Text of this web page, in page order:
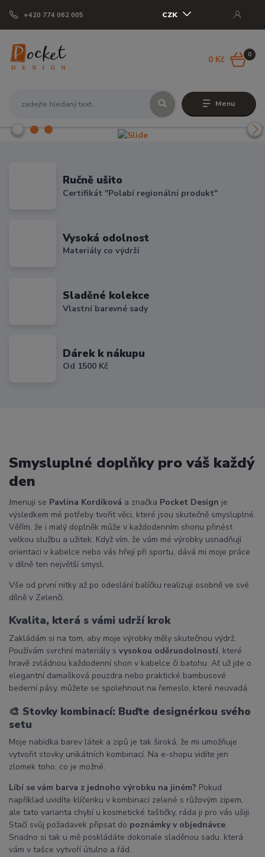
Menu
+420 774 062 005 CZK
0
0 Kč
Ručně ušito
Certifikát "Polabí regionální produkt"
Vysoká odolnost
Materiály co výdrží
Sladěné kolekce
Vlastní barevné sady
Dárek k nákupu
Od 1500 Kč
Smysluplné doplňky pro váš každý
den
Jmenuji se Pavlína Kordíková a značka Pocket Design je
výsledkem mé potřeby tvořit věci, které jsou skutečně smysluplné.
Věřím, že i malý doplněk může v každodenním shonu přinést
velkou službu a užitek. Když vím, že vám mé výrobky usnadňují
orientaci v kabelce nebo vás hřejí při sportu, dává mi moje práce
v dílně ten největší smysl.
Vše od první nitky až po odeslání balíčku realizuji osobně ve své
dílně v Zelenči.
Kvalita, která s vámi udrží krok
Zakládám si na tom, aby moje výrobky měly skutečnou výdrž.
Používám svrchní materiály s vysokou oděruodolností, které
hravě zvládnou každodenní shon v kabelce či batohu. Ať už jde o
elegantní damašková pouzdra nebo praktické bambusové
bederní pásy, můžete se spolehnout na řemeslo, které neuvadá.
🎨 Stovky kombinací: Buďte designérkou svého
setu
Moje nabídka barev látek a zipů je tak široká, že mi umožňuje
vytvořit stovky unikátních kombinací. Na e-shopu vidíte jen
zlomek toho, co je možné.
Líbí se vám barva z jednoho výrobku na jiném? Pokud
například uvidíte klíčenku v kombinaci zelené s růžovým zipem,
ale tato varianta chybí u kosmetické taštičky, ráda ji pro vás ušiji.
Stačí svůj požadavek připsat do poznámky v objednávce.
Snadno si tak u mě poskládáte dokonale sladěnou sadu, která
vám v tašce vytvoří útulno a řád.